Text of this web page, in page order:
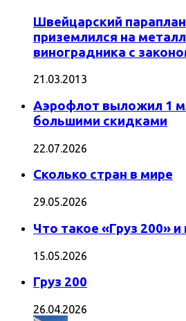
Швейцарский
приземлился на
виноградника с
21.03.2013
Аэрофлот выложил 1
большими скидками
22.07.2026
Сколько стран в мире
29.05.2026
Что такое «Груз 200»
15.05.2026
Груз 200
26.04.2026